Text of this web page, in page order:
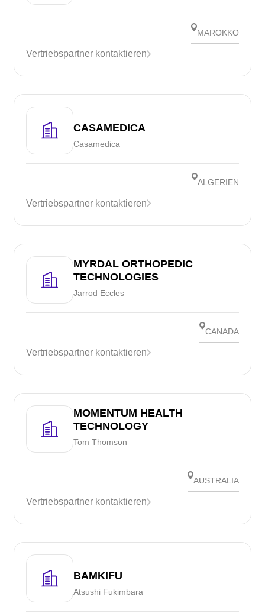
MAROKKO
Vertriebspartner kontaktieren
CASAMEDICA
Casamedica
ALGERIEN
Vertriebspartner kontaktieren
MYRDAL ORTHOPEDIC
TECHNOLOGIES
Jarrod Eccles
CANADA
Vertriebspartner kontaktieren
MOMENTUM HEALTH
TECHNOLOGY
Tom Thomson
AUSTRALIA
Vertriebspartner kontaktieren
BAMKIFU
Atsushi Fukimbara